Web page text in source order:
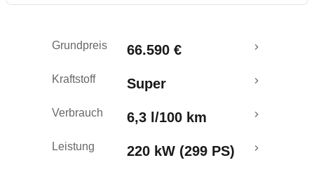
Grundpreis 66.590 €
Kraftstoff Super
Verbrauch 6,3 l/100 km
Leistung 220 kW (299 PS)